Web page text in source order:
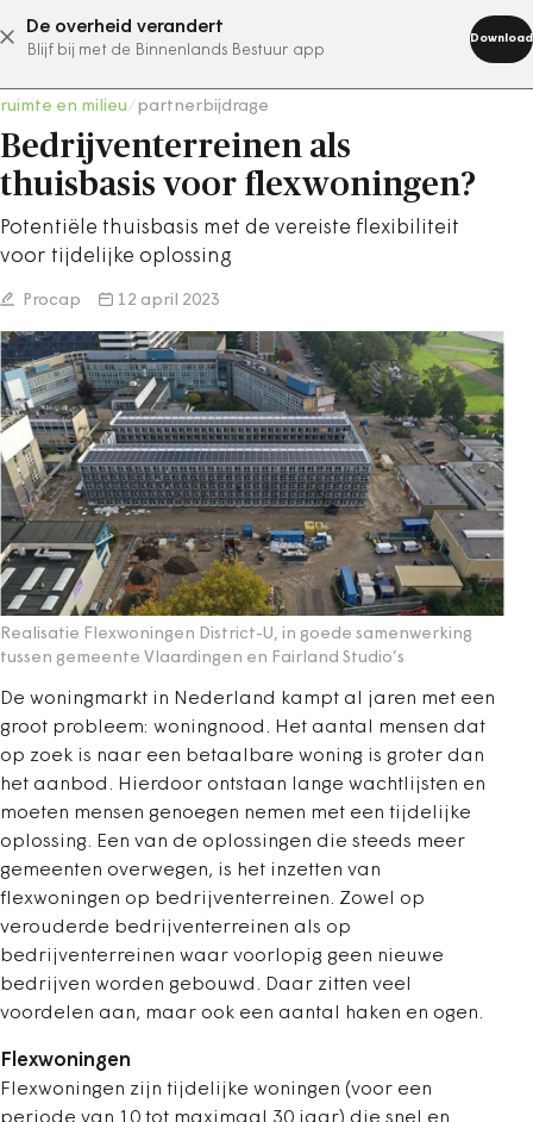
De overheid verandert
Blijf bij met de Binnenlands Bestuur app
Download
abonneer nu
ruimte en milieu partnerbijdrage
Bedrijventerreinen als
thuisbasis voor flexwoningen?
Potentiële thuisbasis met de vereiste flexibiliteit
voor tijdelijke oplossing
Procap 12 april 2023
Realisatie Flexwoningen District-U, in goede samenwerking
tussen gemeente Vlaardingen en Fairland Studio’s
De woningmarkt in Nederland kampt al jaren met een
groot probleem: woningnood. Het aantal mensen dat
op zoek is naar een betaalbare woning is groter dan
het aanbod. Hierdoor ontstaan lange wachtlijsten en
moeten mensen genoegen nemen met een tijdelijke
oplossing. Een van de oplossingen die steeds meer
gemeenten overwegen, is het inzetten van
flexwoningen op bedrijventerreinen. Zowel op
verouderde bedrijventerreinen als op
bedrijventerreinen waar voorlopig geen nieuwe
bedrijven worden gebouwd. Daar zitten veel
voordelen aan, maar ook een aantal haken en ogen.
Flexwoningen
Flexwoningen zijn tijdelijke woningen (voor een
periode van 10 tot maximaal 30 jaar) die snel en